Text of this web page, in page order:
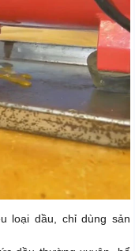
loại dầu, chỉ dùng sản